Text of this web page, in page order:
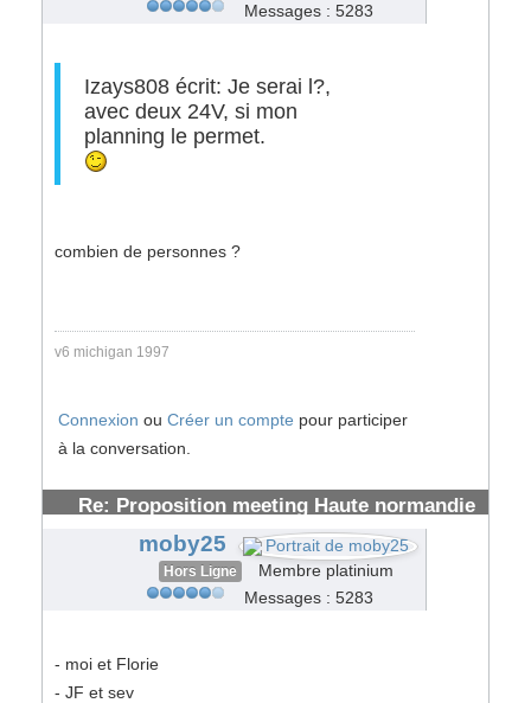
Messages : 5283
Izays808 écrit: Je serai l?,
avec deux 24V, si mon
planning le permet.
combien de personnes ?
v6 michigan 1997
Connexion ou Créer un compte pour participer
à la conversation.
Re: Proposition meeting Haute normandie
moby25
Hors Ligne
Membre platinium
Messages : 5283
- moi et Florie
- JF et sev